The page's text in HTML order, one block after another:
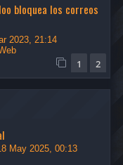
bloquea los correos
2023, 21:14
1 2
May 2025, 00:13